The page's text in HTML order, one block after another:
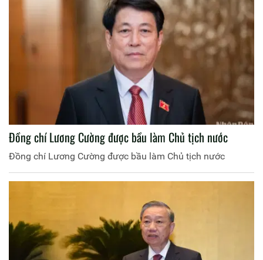
Đồng chí Lương Cường được bầu làm Chủ tịch nước
Đồng chí Lương Cường được bầu làm Chủ tịch nước